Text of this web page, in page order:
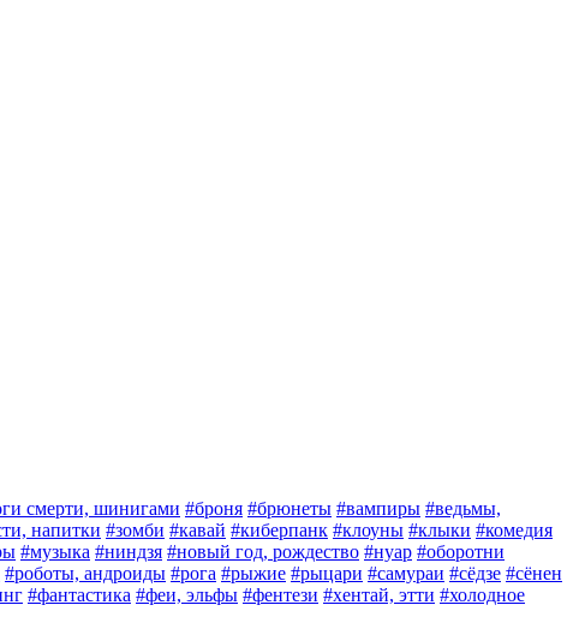
смерти, шинигами #броня #брюнеты #вампиры #ведьмы,
напитки #зомби #кавай #киберпанк #клоуны #клыки #комедия
#музыка #ниндзя #новый год, рождество #нуар #оборотни
#роботы, андроиды #рога #рыжие #рыцари #самураи #сёдзе #сёнен
#фантастика #феи, эльфы #фентези #хентай, этти #холодное